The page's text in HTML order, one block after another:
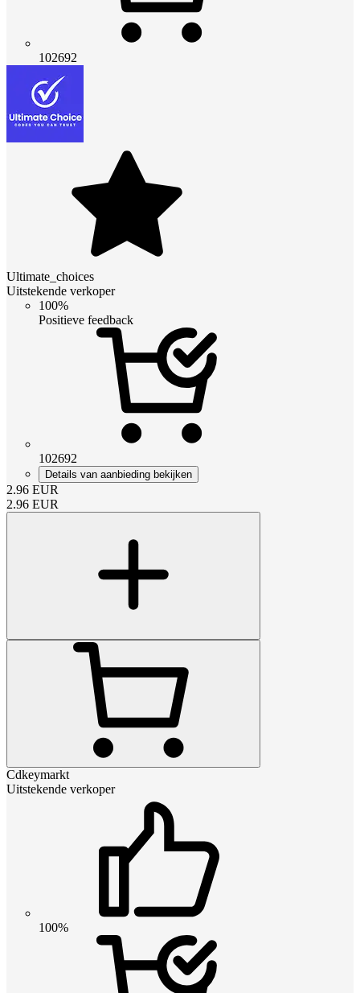
102692
Ultimate_choices
Uitstekende verkoper
100%
Positieve feedback
102692
Details van aanbieding bekijken
2.96 EUR
2.96 EUR
Cdkeymarkt
Uitstekende verkoper
100%